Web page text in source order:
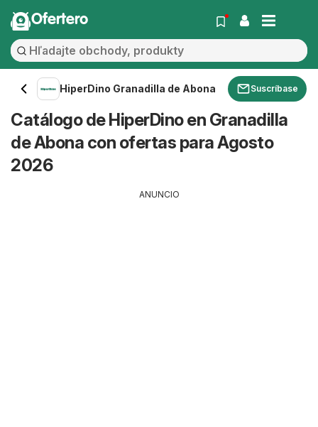
Ofertero
HiperDino Granadilla de Abona Suscríbase
Catálogo de HiperDino en Granadilla
de Abona con ofertas para Agosto
2026
ANUNCIO